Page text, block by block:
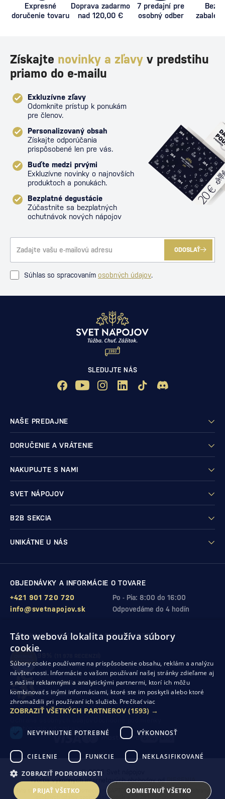
Expresné
doručenie tovaru
Doprava zadarmo
nad 120,00 €
7 predajní pre
osobný odber
Získajte novinky a zľavy v predstihu
priamo do e-mailu
Exkluzívne zľavy
Odomknite prístup k ponukám
pre členov.
Personalizovaný obsah
Získajte odporúčania
prispôsobené len pre vás.
Buďte medzi prvými
Exkluzívne novinky o najnovších
produktoch a ponukách.
Bezplatné degustácie
Zúčastnite sa bezplatných
ochutnávok nových nápojov
ODOSLAŤ
Súhlas so spracovaním osobných údajov.
SLEDUJTE NÁS
NAŠE PREDAJNE
DORUČENIE A VRÁTENIE
NAKUPUJTE S NAMI
SVET NÁPOJOV
B2B SEKCIA
UNIKÁTNE U NÁS
OBJEDNÁVKY A INFORMÁCIE O TOVARE
Po - Pia: 8:00 do 16:00
+421 901 720 720
Odpovedáme do 4 hodín
info@svetnapojov.sk
ZÁRUKA KVALITY A VAŠEJ SPOKOJNOSTI
zákazníkov odporúča nákup v našom obchode
SHOP ROKU 2024
10. rok po sebesme získali ocenenie od Heureka
Odstúpenie od zmluvy
© 2026 Svet nápojov
Tvorba výkonných internetových obchodov odRIESENIA
Táto stránka je chránená pomocou reCAPTCHA a uplatňujú saPravidlá ochrany
spoločnosti Google a ich
Táto webová lokalita používa súbory
cookie.
Súbory cookie používame na prispôsobenie obsahu, reklám a analýzu
návštevnosti. Informácie o vašom používaní našej stránky zdieľame aj
s našimi reklamnými a analytickými partnermi, ktorí ich môžu
kombinovať s inými informáciami, ktoré ste im poskytli alebo ktoré
zhromaždili pri používaní ich služieb. Prečítať viac
ZOBRAZIŤ VŠETKÝCH PARTNEROV (1593) →
NEVYHNUTNE POTREBNÉ VÝKONNOSŤ
CIELENIE FUNKCIE NEKLASIFIKOVANÉ
ZOBRAZIŤ PODROBNOSTI
PRIJAŤ VŠETKO
ODMIETNUŤ VŠETKO